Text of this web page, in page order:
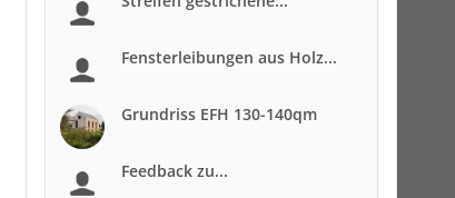
Fensterleibungen aus Holz...
Grundriss EFH 130-140qm
Feedback zu...